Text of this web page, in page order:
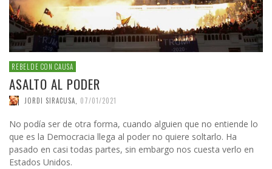
REBELDE CON CAUSA
ASALTO AL PODER
JORDI SIRACUSA 07/01/2021
No podía ser de otra forma, cuando alguien que no entiende lo
que es la Democracia llega al poder no quiere soltarlo. Ha
pasado en casi todas partes, sin embargo nos cuesta verlo en
Estados Unidos.